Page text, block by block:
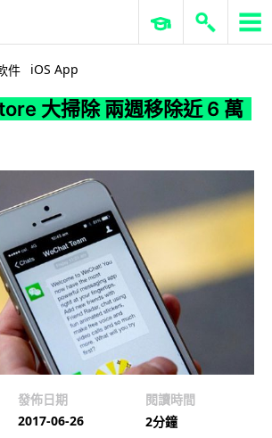
ERP 與商業 AI
件 iOS App
大掃除 兩週移除近 6 萬
發佈日期
2017-06-26
閱讀時間
2分鐘